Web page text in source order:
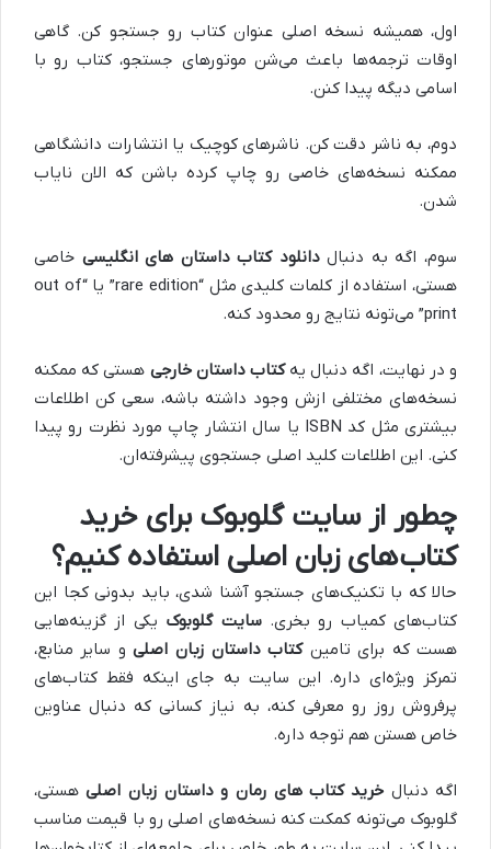
اول، همیشه نسخه اصلی عنوان کتاب رو جستجو کن. گاهی
اوقات ترجمه‌ها باعث می‌شن موتورهای جستجو، کتاب رو با
اسامی دیگه پیدا کنن.
دوم، به ناشر دقت کن. ناشرهای کوچیک یا انتشارات دانشگاهی
ممکنه نسخه‌های خاصی رو چاپ کرده باشن که الان نایاب
شدن.
سوم، اگه به دنبالدانلود کتاب داستان های انگلیسی خاصی
هستی، استفاده از کلمات کلیدی مثل “rare edition” یا “out of
print” می‌تونه نتایج رو محدود کنه.
و در نهایت، اگه دنبال یهکتاب داستان خارجی هستی که ممکنه
نسخه‌های مختلفی ازش وجود داشته باشه، سعی کن اطلاعات
بیشتری مثل کد ISBN یا سال انتشار چاپ مورد نظرت رو پیدا
کنی. این اطلاعات کلید اصلی جستجوی پیشرفته‌ان.
چطور از سایت گلوبوک برای خرید
کتاب‌های زبان اصلی استفاده کنیم؟
حالا که با تکنیک‌های جستجو آشنا شدی، باید بدونی کجا این
کتاب‌های کمیاب رو بخری.سایت گلوبوک یکی از گزینه‌هایی
هست که برای تامینکتاب داستان زبان اصلیو سایر منابع،
تمرکز ویژه‌ای داره. این سایت به جای اینکه فقط کتاب‌های
پرفروش روز رو معرفی کنه، به نیاز کسانی که دنبال عناوین
خاص هستن هم توجه داره.
اگه دنبال خرید کتاب‌ های رمان و داستان زبان اصلیهستی،
گلوبوک می‌تونه کمکت کنه نسخه‌های اصلی رو با قیمت مناسب